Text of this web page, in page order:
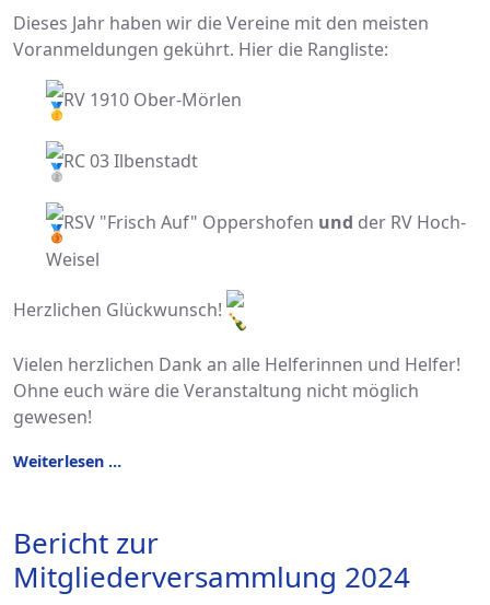
Dieses Jahr haben wir die Vereine mit den meisten
Voranmeldungen gekührt. Hier die Rangliste:
RV 1910 Ober-Mörlen
RC 03 Ilbenstadt
RSV "Frisch Auf" Oppershofen und der RV Hoch-
Weisel
Herzlichen Glückwunsch!
Vielen herzlichen Dank an alle Helferinnen und Helfer!
Ohne euch wäre die Veranstaltung nicht möglich
gewesen!
Weiterlesen …
Bericht zur
Mitgliederversammlung 2024